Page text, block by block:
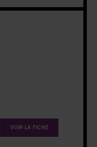
VOIR LA FICHE